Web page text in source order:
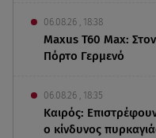
06.08.26 , 18:38
Maxus T60 Max:
Πόρτο Γερμενό
06.08.26 , 18:35
Καιρός:
ο κίνδυνος